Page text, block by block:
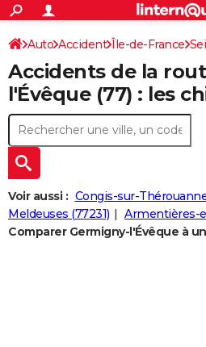
ACTUALITÉS
Politique
Société
Faits Divers
Education
Monde
Villes
+
SPORT
Coupe du monde 2026
Football
Tennis
Cyclisme
Rugby
Forum
CULTURE
Programme TV
TNT
Streaming
Cinéma
Sorties cinéma
Musique
+
FINANCE
Retraite
Impôts
Epargne
Immobilier
Risques naturels par ville
Banque
Assurance
Crédit
AUTO
Essais
Réserver un essai
Citadines
Berlines
SUV
Forum auto
+
HIGH-TECH
Mobiles
Meilleur smartphone
Internet
Ordinateurs
Jeux vidéo
Guide high-tech
+
BRICOLAGE
S'inscrire
Connexion
Auto Accident Île-de-France
Accidents de la
l'Évêque (77) : les
Voir aussi : Congis-sur-
Meldeuses (77231)
Armentières-
Comparer Germigny-l'Évêque à